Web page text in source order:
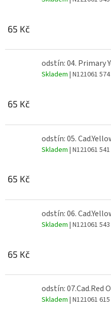
65 Kč
odstín: 04. Primary
Skladem | N121061 574
65 Kč
odstín: 05.
Skladem | N121061 541
65 Kč
odstín: 06.
Skladem | N121061 543
65 Kč
odstín: 07.Cad.Red
Skladem | N121061 615